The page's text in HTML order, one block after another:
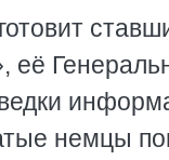
её
немцы